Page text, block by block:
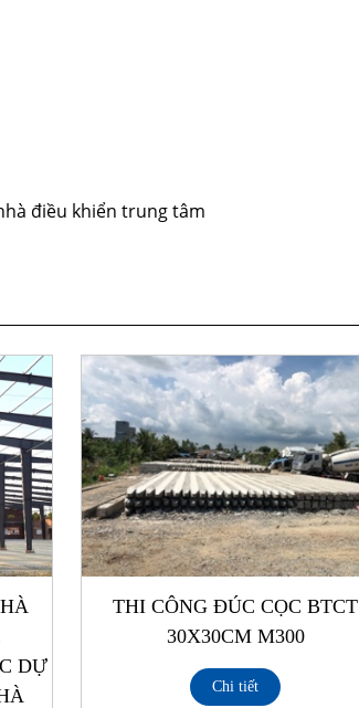
điều khiển trung tâm
DỰ
THI CÔNG ĐÚC CỌC BTCT
30X30CM M300
Chi tiết